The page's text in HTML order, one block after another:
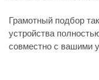
Грамотный подбор
устройства
совместно с вашими